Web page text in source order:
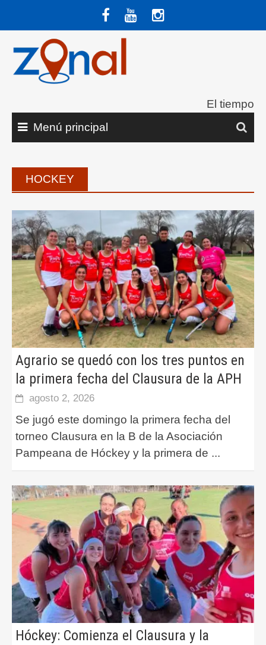
contenido
El tiempo
Menú principal
HOCKEY
Agrario se quedó con los tres puntos en
la primera fecha del Clausura de la APH
agosto 2, 2026
Se jugó este domingo la primera fecha del
torneo Clausura en la B de la Asociación
Pampeana de Hóckey y la primera de ...
Hóckey: Comienza el Clausura y la